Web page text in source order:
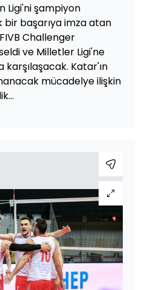
Ligi'ni şampiyon
başarıya imza atan
Challenger
ve Milletler Ligi'ne
karşılaşacak. Katar'ın
mücadelye ilişkin